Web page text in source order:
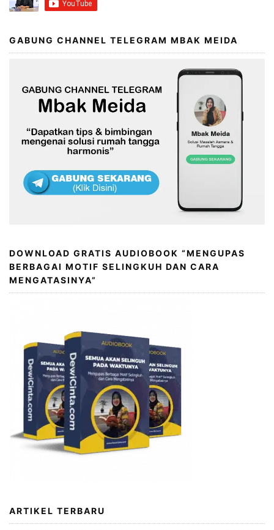
GABUNG CHANNEL TELEGRAM MBAK MEIDA
DOWNLOAD GRATIS AUDIOBOOK “MENGUPAS
BERBAGAI MOTIF SELINGKUH DAN CARA
MENGATASINYA”
ARTIKEL TERBARU